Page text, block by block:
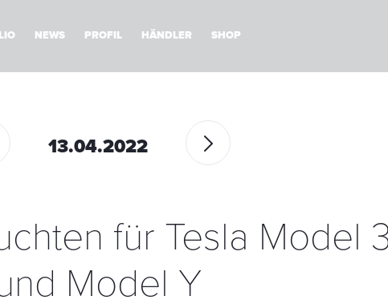
NEWS PROFIL HÄNDLER SHOP
13.04.2022
für Tesla Model
Model Y